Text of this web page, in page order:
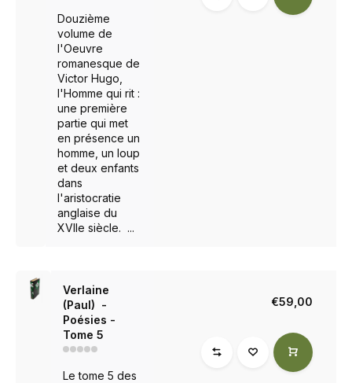
Douzième
volume de
l'Oeuvre
romanesque de
Victor Hugo,
l'Homme qui rit :
une première
partie qui met
en présence un
homme, un loup
et deux enfants
dans
l'aristocratie
anglaise du
XVIIe siècle. ...
Verlaine
(Paul) -
Poésies -
Tome 5
Le tome 5 des
€59,00